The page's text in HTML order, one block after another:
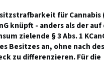
für Cannabis
knüpft - anders als der auf
zielende § 3 Abs. 1
Besitzes an, ohne nach
zu differenzieren. Für die